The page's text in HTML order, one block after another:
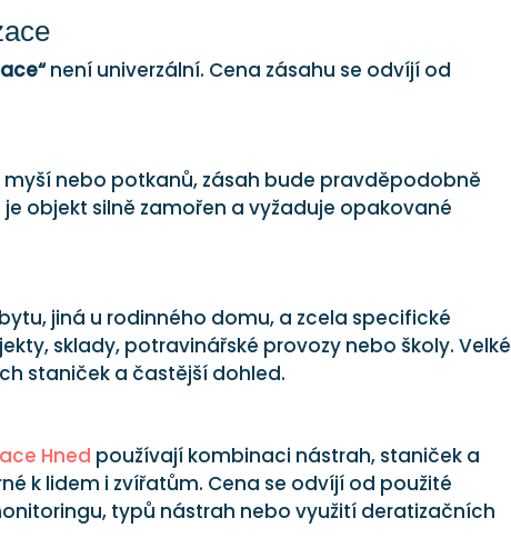
není univerzální. Cena zásahu se odvíjí od
nebo potkanů, zásah bude pravděpodobně
objekt silně zamořen a vyžaduje opakované
jiná u rodinného domu, a zcela specifické
sklady, potravinářské provozy nebo školy. Velké
staniček a častější dohled.
Hned používají kombinaci nástrah, staniček a
k lidem i zvířatům. Cena se odvíjí od použité
typů nástrah nebo využití deratizačních